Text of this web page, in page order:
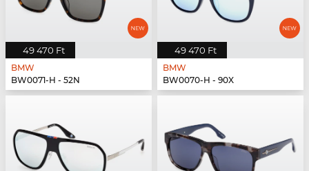
49 470 Ft
BMW
BW0071-H - 52N
49 470 Ft
BMW
BW0070-H - 90X